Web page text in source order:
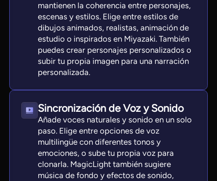
mantienen la coherencia entre personajes,
escenas y estilos. Elige entre estilos de
dibujos animados, realistas, animación de
estudio o inspirados en Miyazaki. También
puedes crear personajes personalizados o
subir tu propia imagen para una narración
personalizada.
Sincronización de Voz y Sonido
Añade voces naturales y sonido en un solo
paso. Elige entre opciones de voz
multilingüe con diferentes tonos y
emociones, o sube tu propia voz para
clonarla. MagicLight también sugiere
música de fondo y efectos de sonido,